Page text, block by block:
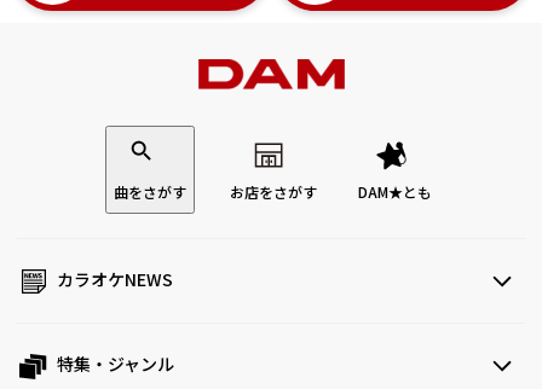
曲をさがす お店をさがす DAM★とも
カラオケNEWS
特集・ジャンル